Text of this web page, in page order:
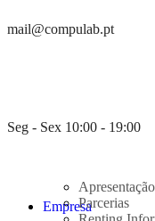
mail@compulab.pt
Seg - Sex 10:00 - 19:00
Empresa
Apresentação
Parcerias